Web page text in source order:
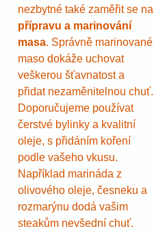
nezbytné také zaměřit se na
přípravu a marinování
masa. Správně marinované
maso dokáže uchovat
veškerou šťavnatost a
přidat nezaměnitelnou chuť.
Doporučujeme používat
čerstvé bylinky a kvalitní
oleje, s přidáním koření
podle vašeho vkusu.
Například marináda z
olivového oleje, česneku a
rozmarýnu dodá vašim
steakům nevšední chuť.